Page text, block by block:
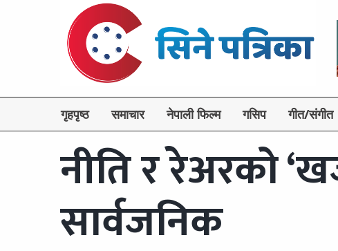
गृहपृष्ठ समाचार नेपाली फिल्म गसिप गीत/संगीत
नीति र रेअरको
सार्वजनिक